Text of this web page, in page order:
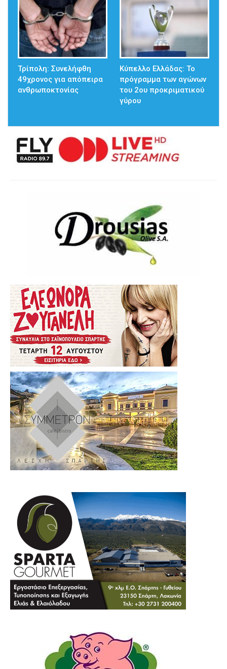
Τρίπολη: Συνελήφθη
49χρονος για απόπειρα
ανθρωποκτονίας
Κύπελλο Ελλάδας: Το
πρόγραμμα των αγώνων
του 2ου προκριματικού
γύρου